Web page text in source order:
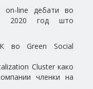
on-line дебати во
2020 год што
во Green Social
Cluster како
членки на